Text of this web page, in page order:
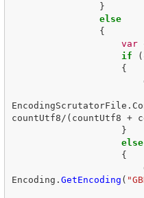
}
else
{
var
if
(
{
EncodingScrutatorFile .
countUtf8 /( countUtf8 +
}
else
{
Encoding . GetEncoding (